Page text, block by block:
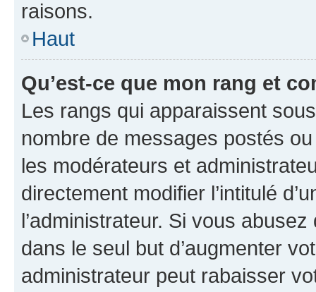
raisons.
Haut
Qu’est-ce que mon rang et
Les rangs qui apparaissent
nombre de messages postés
les modérateurs et
directement modifier l’intitulé
l’administrateur. Si vous
dans le seul but d’augmenter
administrateur peut rabaisser